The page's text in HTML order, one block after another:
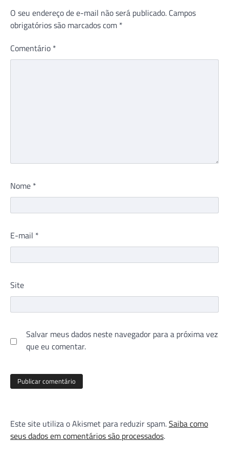
O seu endereço de e-mail não será publicado. Campos
obrigatórios são marcados com *
Comentário *
Nome *
E-mail *
Site
Salvar meus dados neste navegador para a próxima vez
que eu comentar.
Este site utiliza o Akismet para reduzir spam.Saiba como
seus dados em comentários são processados.